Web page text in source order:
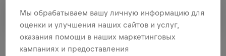
ОБЗОР СБОРА СРЕДСТВ
Мы обрабатываем вашу личную информацию для
оценки и улучшения наших сайтов и услуг,
оказания помощи в наших маркетинговых
кампаниях и предоставления